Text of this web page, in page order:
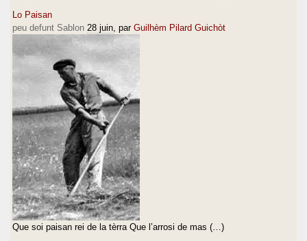
Lo Paisan
peu defunt Sablon 28 juin , par Guilhèm Pilard Guichòt
Que soi paisan rei de la tèrra Que l’arrosi de mas (…)